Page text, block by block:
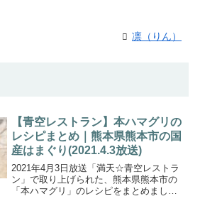
凛（りん）
【青空レストラン】本ハマグリの
レシピまとめ｜熊本県熊本市の国
産はまぐり(2021.4.3放送)
2021年4月3日放送「満天☆青空レストラ
ン」で取り上げられた、熊本県熊本市の
「本ハマグリ」のレシピをまとめました